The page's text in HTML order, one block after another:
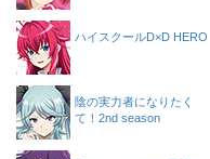
ハイスクールD×D HERO
陰の実力者になりたく
て！2nd season